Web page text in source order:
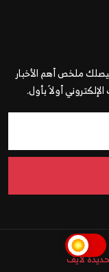
ملخص أهم الأخبار
أولاً بأول.
لايف